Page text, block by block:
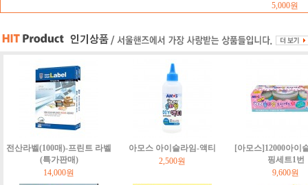
5,000원
전산라벨(100매)-프린트 라벨
(특가판매)
14,000원
아모스 아이슬라임-액티
2,500원
[아모스]12000아이
핑세트1번
9,600원